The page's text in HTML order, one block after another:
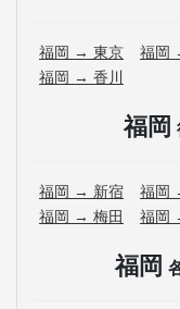
福岡 → 東京 福岡
福岡 → 香川
福岡
福岡 → 新宿 福岡
福岡 → 梅田
福岡
福岡